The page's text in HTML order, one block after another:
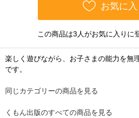
お気に入
この商品は3人がお気に入りに
楽しく遊びながら、お子さまの能力を無
です。
同じカテゴリーの商品を見る
くもん出版のすべての商品を見る